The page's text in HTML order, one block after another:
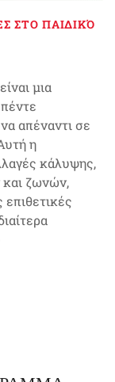
ΣΤΟ ΠΑΙΔΙΚΌ
μια
απέναντι σε
η
κάλυψης,
ζωνών,